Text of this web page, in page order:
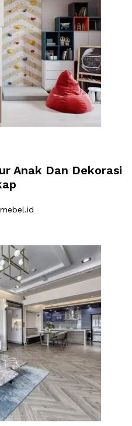
Anak Dan Dekorasi